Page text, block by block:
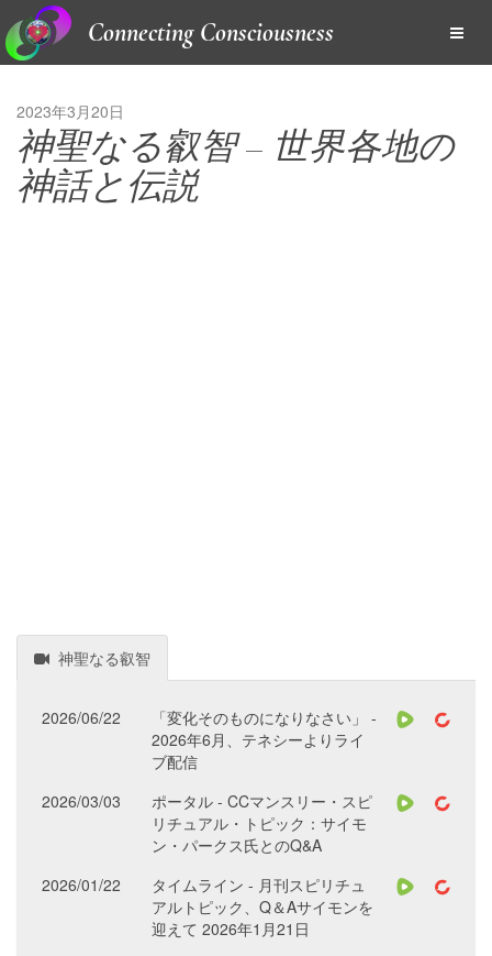
Connecting Consciousness
2023年3月20日
神聖なる叡智 – 世界各地の
神話と伝説
神聖なる叡智
2026/06/22
「変化そのものになりなさい」 -
2026年6月、テネシーよりライ
ブ配信
2026/03/03
ポータル - CCマンスリー・スピ
リチュアル・トピック：サイモ
ン・パークス氏とのQ&A
2026/01/22
タイムライン - 月刊スピリチュ
アルトピック、Q＆Aサイモンを
迎えて 2026年1月21日